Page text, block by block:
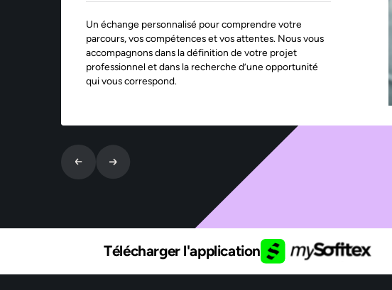
Un échange personnalisé pour comprendre votre
parcours, vos compétences et vos attentes. Nous vous
accompagnons dans la définition de votre projet
professionnel et dans la recherche d’une opportunité
qui vous correspond.
Télécharger l'application